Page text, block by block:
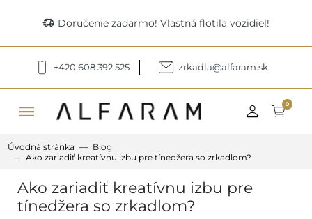
delivery_truck_speed Doručenie zadarmo! Vlastná flotila vozidiel!
+420 608 392 525 zrkadla@alfaram.sk
menu 0
Úvodná stránka
Blog
Ako zariadiť kreatívnu izbu pre tínedžera so zrkadlom?
Ako zariadiť kreatívnu izbu pre
tínedžera so zrkadlom?